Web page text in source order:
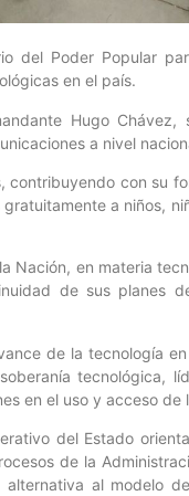
del Poder Popular
en el país.
Hugo Chávez,
a nivel
con su
a niños,
Nación, en materia
de sus planes
de la tecnología
tecnológica,
en el uso y acceso de
del Estado
de la
al modelo